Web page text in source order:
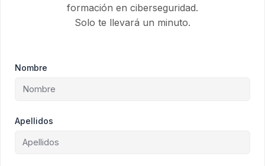
formación en ciberseguridad.
Solo te llevará un minuto.
Nombre
Apellidos